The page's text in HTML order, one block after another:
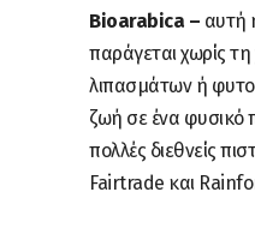
Bioarabica – αυτή
παράγεται χωρίς
λιπασμάτων ή
ζωή σε ένα φυσικό
πολλές διεθνείς
Fairtrade και